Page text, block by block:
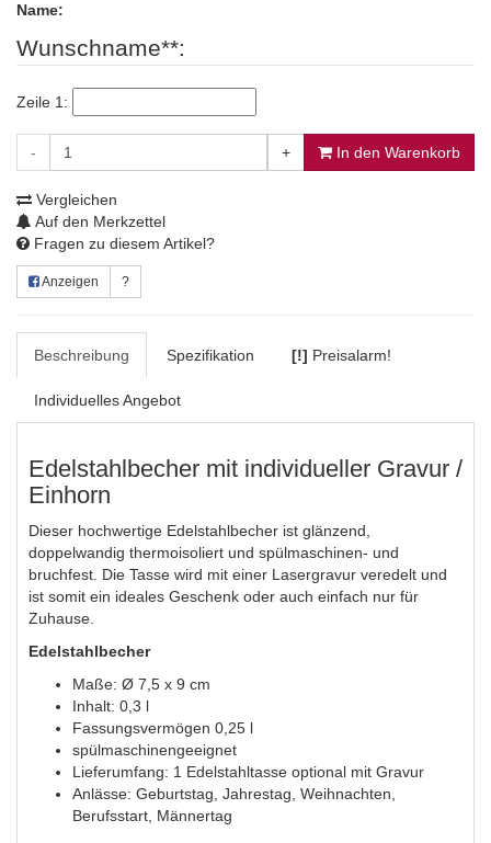
Name:
Wunschname**:
Zeile 1:
- + In den Warenkorb
Vergleichen
Auf den Merkzettel
Fragen zu diesem Artikel?
Anzeigen ?
Beschreibung Spezifikation [!] Preisalarm!
Individuelles Angebot
Edelstahlbecher mit individueller Gravur /
Einhorn
Dieser hochwertige Edelstahlbecher ist glänzend,
doppelwandig thermoisoliert und spülmaschinen- und
bruchfest. Die Tasse wird mit einer Lasergravur veredelt und
ist somit ein ideales Geschenk oder auch einfach nur für
Zuhause.
Edelstahlbecher
Maße: Ø 7,5 x 9 cm
Inhalt: 0,3 l
Fassungsvermögen 0,25 l
spülmaschinengeeignet
Lieferumfang: 1 Edelstahltasse optional mit Gravur
Anlässe: Geburtstag, Jahrestag, Weihnachten,
Berufsstart, Männertag